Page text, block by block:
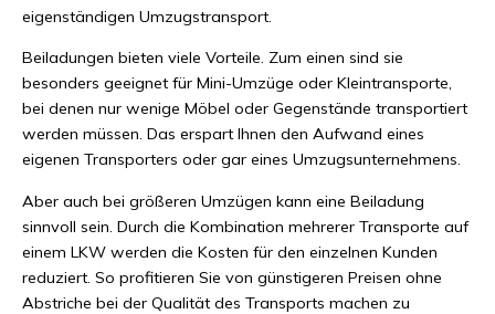
eigenständigen Umzugstransport.
Beiladungen bieten viele Vorteile. Zum einen sind sie
besonders geeignet für Mini-Umzüge oder Kleintransporte,
bei denen nur wenige Möbel oder Gegenstände transportiert
werden müssen. Das erspart Ihnen den Aufwand eines
eigenen Transporters oder gar eines Umzugsunternehmens.
Aber auch bei größeren Umzügen kann eine Beiladung
sinnvoll sein. Durch die Kombination mehrerer Transporte auf
einem LKW werden die Kosten für den einzelnen Kunden
reduziert. So profitieren Sie von günstigeren Preisen ohne
Abstriche bei der Qualität des Transports machen zu